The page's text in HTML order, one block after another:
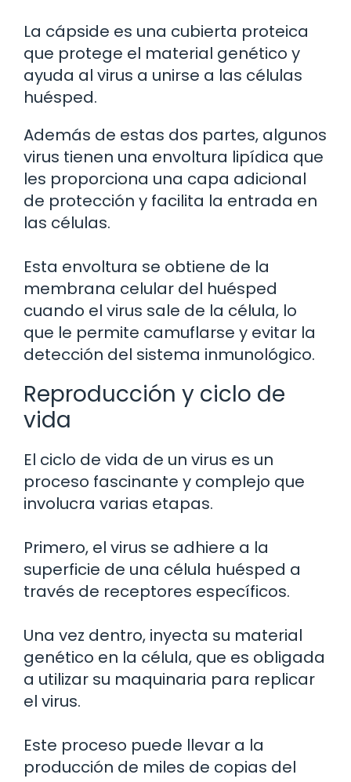
La cápside es una cubierta proteica
que protege el material genético y
ayuda al virus a unirse a las células
huésped.
Además de estas dos partes, algunos
virus tienen una envoltura lipídica que
les proporciona una capa adicional
de protección y facilita la entrada en
las células.
Esta envoltura se obtiene de la
membrana celular del huésped
cuando el virus sale de la célula, lo
que le permite camuflarse y evitar la
detección del sistema inmunológico.
Reproducción y ciclo de
vida
El ciclo de vida de un virus es un
proceso fascinante y complejo que
involucra varias etapas.
Primero, el virus se adhiere a la
superficie de una célula huésped a
través de receptores específicos.
Una vez dentro, inyecta su material
genético en la célula, que es obligada
a utilizar su maquinaria para replicar
el virus.
Este proceso puede llevar a la
producción de miles de copias del